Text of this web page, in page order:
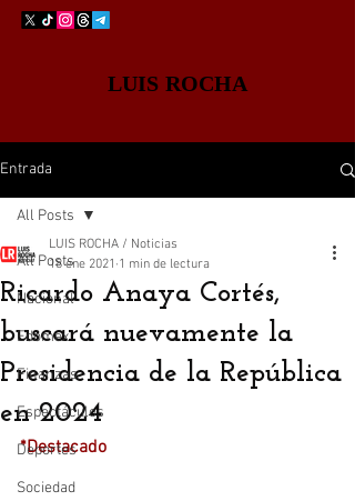
LUIS ROCHA
Entrada
All Posts
Nacional
Edomex
Finanzas
Espectáculos
Deportes
Sociedad
All Posts
Ricardo Anaya Cortés,
buscará nuevamente la
Presidencia de la República
en 2024
LUIS ROCHA / Noticias
18 ene 2021 1 min de lectura
*Destacado